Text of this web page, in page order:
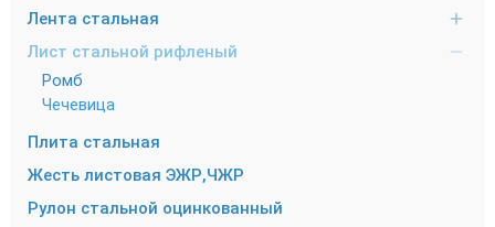
Лента стальная
Лист стальной рифленый
Ромб
Чечевица
Плита стальная
Жесть листовая ЭЖР,ЧЖР
Рулон стальной оцинкованный